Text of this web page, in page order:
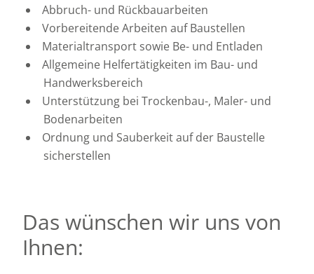
Abbruch- und Rückbauarbeiten
Vorbereitende Arbeiten auf Baustellen
Materialtransport sowie Be- und Entladen
Allgemeine Helfertätigkeiten im Bau- und
Handwerksbereich
Unterstützung bei Trockenbau-, Maler- und
Bodenarbeiten
Ordnung und Sauberkeit auf der Baustelle
sicherstellen
Das wünschen wir uns von
Ihnen: